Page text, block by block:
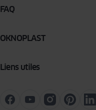
FAQ
OKNOPLAST
Liens utiles